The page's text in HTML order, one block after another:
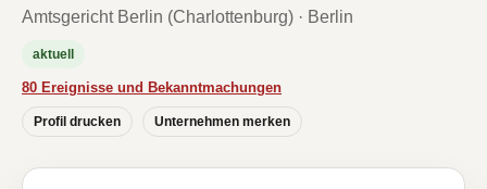
Amtsgericht Berlin (Charlottenburg) · Berlin
aktuell
80 Ereignisse und Bekanntmachungen
Profil drucken Unternehmen merken